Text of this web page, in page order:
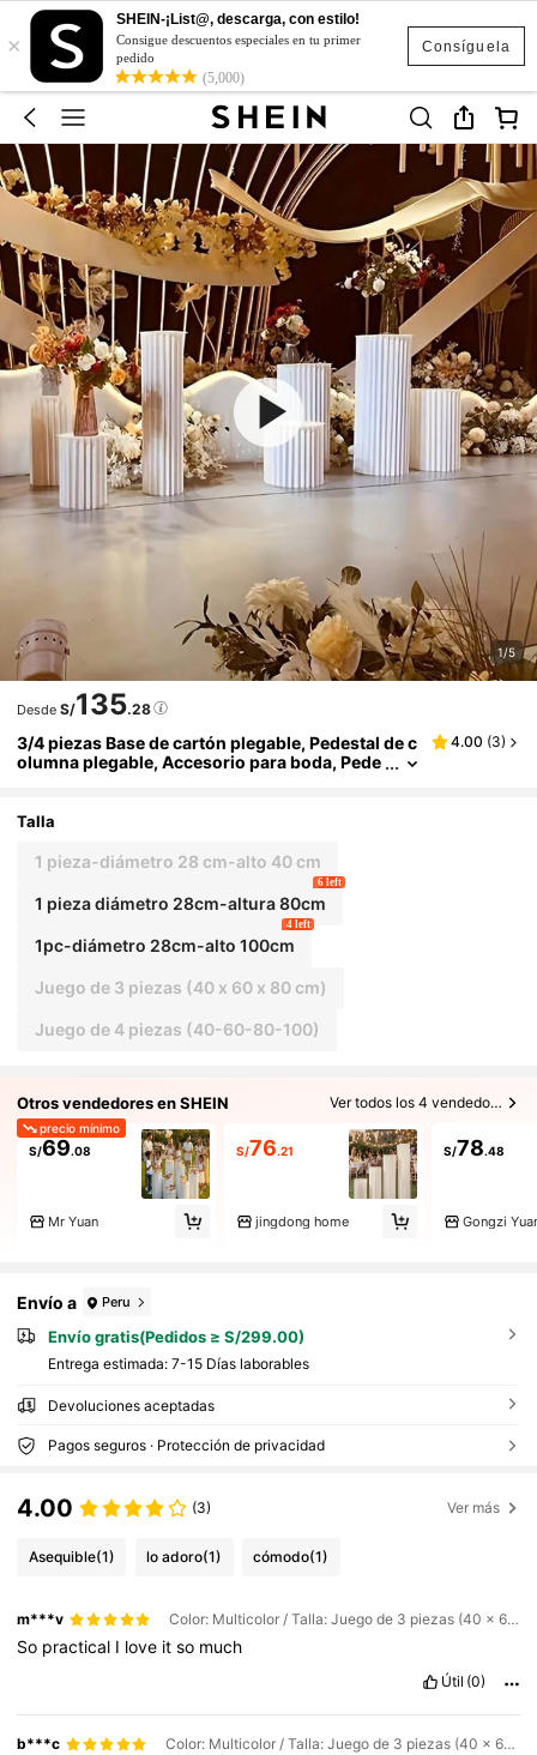
Consíguela
×
SHEIN-¡List@, descarga, con estilo!
Consigue descuentos especiales en tu primer
pedido
(5,000)
1/5
Desde S/135.28
3/4 piezas Base de cartón plegable, Pedestal de c
olumna plegable, Accesorio para boda, Pede
de papel, Soporte para pastel de boda/cumpleañ
dad de carga: 20kg
4.00 (3)
Talla
1 pieza-diámetro 28 cm-alto 40 cm
1 pieza diámetro 28cm-altura 80cm
6 left
1pc-diámetro 28cm-alto 100cm
4 left
Juego de 3 piezas (40 x 60 x 80 cm)
Juego de 4 piezas (40-60-80-100)
Otros vendedores en SHEIN Ver todos los 4 vendedores
precio mínimo
S/69.08
Mr Yuan
S/76.21
jingdong home
S/78.48
Gongzi
Envío a Peru
Envío gratis(Pedidos ≥ S/299.00)
Entrega estimada: 7-15 Días laborables
Devoluciones aceptadas
Pagos seguros · Protección de privacidad
4.00 (3) Ver más
Asequible(1) lo adoro(1) cómodo(1)
m***v Color: Multicolor / Talla: Juego de 3 piezas (40 x 60 x 80 cm)
So practical I love itso much
Útil (0)
b***c Color: Multicolor / Talla: Juego de 3 piezas (40 x 60 x 80 cm)